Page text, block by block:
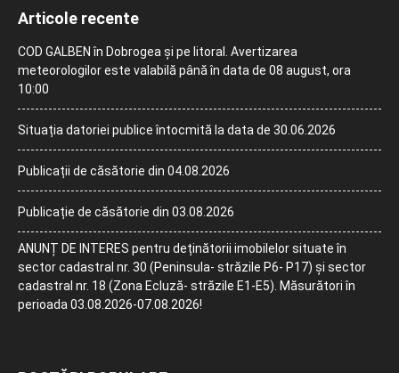
Articole recente
COD GALBEN în Dobrogea și pe litoral. Avertizarea
meteorologilor este valabilă până în data de 08 august, ora
10:00
Situația datoriei publice întocmită la data de 30.06.2026
Publicații de căsătorie din 04.08.2026
Publicație de căsătorie din 03.08.2026
ANUNȚ DE INTERES pentru deținătorii imobilelor situate în
sector cadastral nr. 30 (Peninsula- străzile P6- P17) și sector
cadastral nr. 18 (Zona Ecluză- străzile E1-E5). Măsurători în
perioada 03.08.2026-07.08.2026!